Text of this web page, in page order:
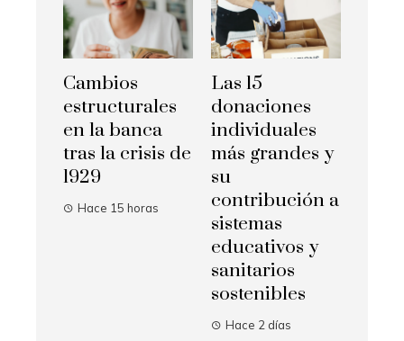
Cambios
estructurales
en la banca
tras la crisis de
1929
Hace 15 horas
Las 15
donaciones
individuales
más grandes y
su
contribución a
sistemas
educativos y
sanitarios
sostenibles
Hace 2 días